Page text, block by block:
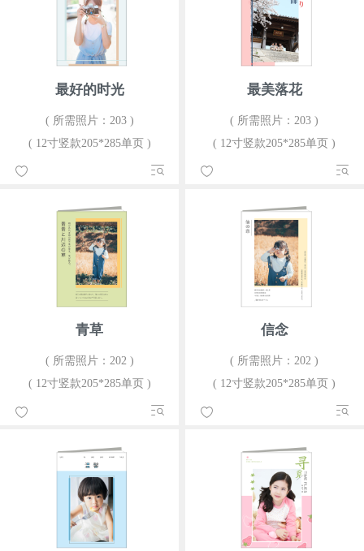
最好的时光
( 所需照片：203 )
( 12寸竖款205*285单页 )
最美落花
( 所需照片：203 )
( 12寸竖款205*285单页 )
青草
( 所需照片：202 )
( 12寸竖款205*285单页 )
信念
( 所需照片：202 )
( 12寸竖款205*285单页 )